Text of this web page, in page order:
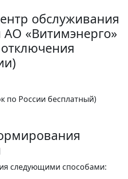
обслуживания
АО «Витимэнерго»
по России бесплатный)
следующими способами: